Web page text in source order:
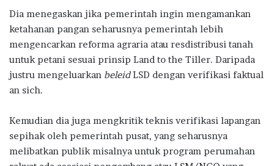
Dia menegaskan jika pemerintah ingin mengamankan
ketahanan pangan seharusnya pemerintah lebih
mengencarkan reforma agraria atau resdistribusi tanah
untuk petani sesuai prinsip Land to the Tiller. Daripada
justru mengeluarkan beleidLSD dengan verifikasi faktual
an sich.
Kemudian dia juga mengkritik teknis verifikasi lapangan
sepihak oleh pemerintah pusat, yang seharusnya
melibatkan publik misalnya untuk program perumahan